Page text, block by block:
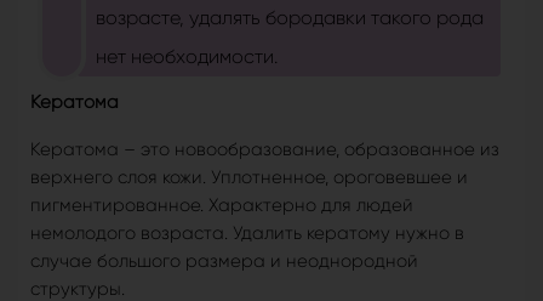
возрасте, удалять бородавки такого рода
нет необходимости.
Кератома
Кератома – это новообразование, образованное из
верхнего слоя кожи. Уплотненное, ороговевшее и
пигментированное. Характерно для людей
немолодого возраста. Удалить кератому нужно в
случае большого размера и неоднородной
структуры.